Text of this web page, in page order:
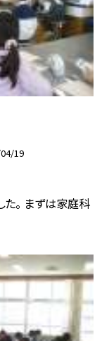
19
た。 まずは家庭科